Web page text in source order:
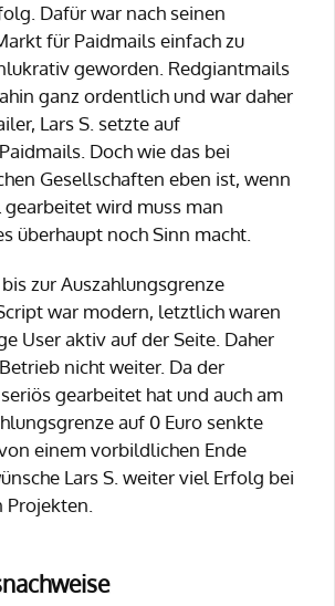
Dafür war nach seinen
für Paidmails einfach zu
geworden. Redgiantmails
ganz ordentlich und war daher
Lars S. setzte auf
Doch wie das bei
Gesellschaften eben ist, wenn
wird muss man
überhaupt noch Sinn macht.
zur Auszahlungsgrenze
war modern, letztlich waren
User aktiv auf der Seite. Daher
nicht weiter. Da der
gearbeitet hat und auch am
auf 0 Euro senkte
einem vorbildlichen Ende
Lars S. weiter viel Erfolg bei